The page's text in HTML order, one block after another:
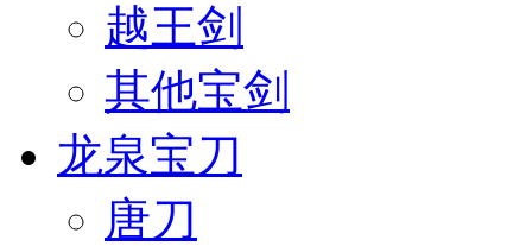
越王剑
其他宝剑
龙泉宝刀
唐刀